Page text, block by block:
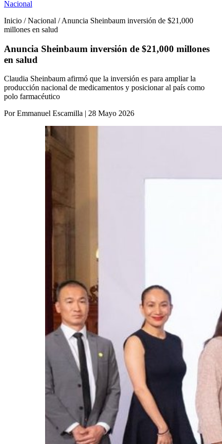
Nacional
Inicio / Nacional / Anuncia Sheinbaum inversión de $21,000
millones en salud
Anuncia Sheinbaum inversión de $21,000 millones
en salud
Claudia Sheinbaum afirmó que la inversión es para ampliar la
producción nacional de medicamentos y posicionar al país como
polo farmacéutico
Por Emmanuel Escamilla | 28 Mayo 2026